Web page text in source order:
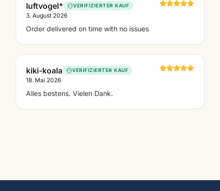
luftvogel* VERIFIZIERTER KAUF
3. August 2026
Order delivered on time with no issues
kiki-koala VERIFIZIERTER KAUF
18. Mai 2026
Alles bestens. Vielen Dank.